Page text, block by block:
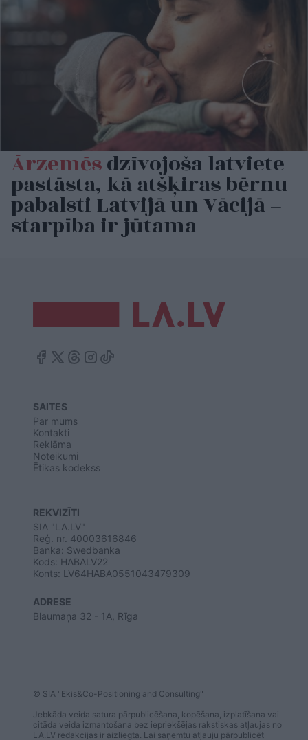
Ārzemēsdzīvojoša latviete
pastāsta, kā atšķiras bērnu
pabalsti Latvijā un Vācijā –
starpība ir jūtama
SAITES
Par mums
Kontakti
Reklāma
Noteikumi
Ētikas kodekss
REKVIZĪTI
SIA "LA.LV"
Reģ. nr. 40003616846
Banka: Swedbanka
Kods: HABALV22
Konts: LV64HABA0551043479309
ADRESE
Blaumaņa 32 - 1A, Rīga
© SIA "Ekis&Co-Positioning and Consulting"
Jebkāda veida satura pārpublicēšana, kopēšana, izplatīšana vai
citāda veida izmantošana bez iepriekšējas rakstiskas atļaujas no
LA.LV redakcijas ir aizliegta. Lai saņemtu atļauju pārpublicēt